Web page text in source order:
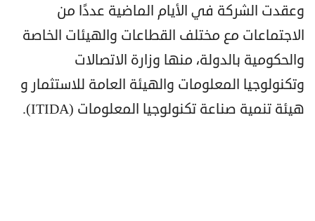
وعقدت الشركة في الأيام الماضية عددًا من
الاجتماعات مع مختلف القطاعات والهيئات الخاصة
والحكومية بالدولة، منها وزارة الاتصالات
وتكنولوجيا المعلومات والهيئة العامة للاستثمار و
هيئة تنمية صناعة تكنولوجيا المعلومات (ITIDA).